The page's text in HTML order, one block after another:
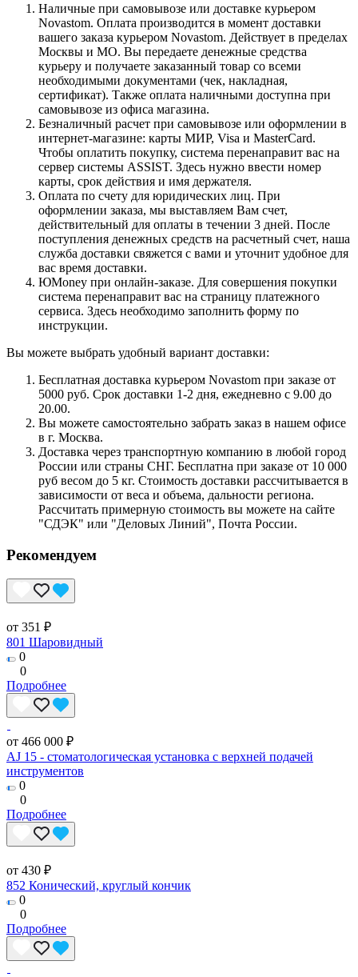
Наличные при самовывозе или доставке курьером
Novastom. Оплата производится в момент доставки
вашего заказа курьером Novastom. Действует в пределах
Москвы и МО. Вы передаете денежные средства
курьеру и получаете заказанный товар со всеми
необходимыми документами (чек, накладная,
сертификат). Также оплата наличными доступна при
самовывозе из офиса магазина.
Безналичный расчет при самовывозе или оформлении в
интернет-магазине: карты МИР, Visa и MasterCard.
Чтобы оплатить покупку, система перенаправит вас на
сервер системы ASSIST. Здесь нужно ввести номер
карты, срок действия и имя держателя.
Оплата по счету для юридических лиц. При
оформлении заказа, мы выставляем Вам счет,
действительный для оплаты в течении 3 дней. После
поступления денежных средств на расчетный счет, наша
служба доставки свяжется с вами и уточнит удобное для
вас время доставки.
ЮMoney при онлайн-заказе. Для совершения покупки
система перенаправит вас на страницу платежного
сервиса. Здесь необходимо заполнить форму по
инструкции.
Вы можете выбрать удобный вариант доставки:
Бесплатная доставка курьером Novastom при заказе от
5000 руб. Срок доставки 1-2 дня, ежедневно с 9.00 до
20.00.
Вы можете самостоятельно забрать заказ в нашем офисе
в г. Москва.
Доставка через транспортную компанию в любой город
России или страны СНГ. Бесплатна при заказе от 10 000
руб весом до 5 кг. Стоимость доставки рассчитывается в
зависимости от веса и объема, дальности региона.
Рассчитать примерную стоимость вы можете на сайте
"СДЭК" или "Деловых Линий", Почта России.
Рекомендуем
от 351 ₽
801 Шаровидный
0
0
Подробнее
от 466 000 ₽
AJ 15 - стоматологическая установка с верхней подачей
инструментов
0
0
Подробнее
от 430 ₽
852 Конический, круглый кончик
0
0
Подробнее